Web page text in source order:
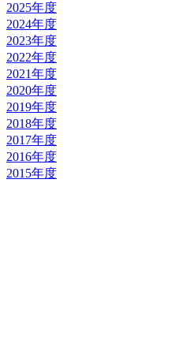
2025年度
2024年度
2023年度
2022年度
2021年度
2020年度
2019年度
2018年度
2017年度
2016年度
2015年度